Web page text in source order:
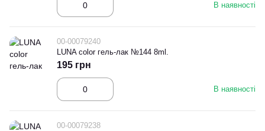
В наявності
00-00079240
LUNA color гель-лак №144 8ml.
В наявності
195 грн
00-00079238